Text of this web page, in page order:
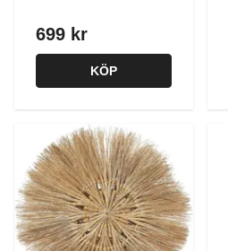
699 kr
KÖP